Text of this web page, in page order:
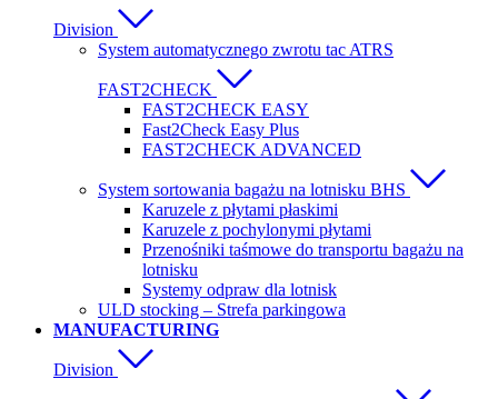
Division
System automatycznego zwrotu tac ATRS
FAST2CHECK
FAST2CHECK EASY
Fast2Check Easy Plus
FAST2CHECK ADVANCED
System sortowania bagażu na lotnisku BHS
Karuzele z płytami płaskimi
Karuzele z pochylonymi płytami
Przenośniki taśmowe do transportu bagażu na
lotnisku
Systemy odpraw dla lotnisk
ULD stocking – Strefa parkingowa
MANUFACTURING
Division